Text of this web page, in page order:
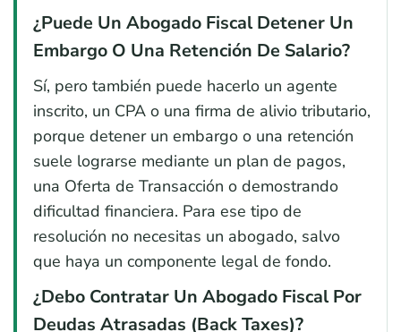
¿Puede Un Abogado Fiscal Detener Un
Embargo O Una Retención De Salario?
Sí, pero también puede hacerlo un agente
inscrito, un CPA o una firma de alivio tributario,
porque detener un embargo o una retención
suele lograrse mediante un plan de pagos,
una Oferta de Transacción o demostrando
dificultad financiera. Para ese tipo de
resolución no necesitas un abogado, salvo
que haya un componente legal de fondo.
¿Debo Contratar Un Abogado Fiscal Por
Deudas Atrasadas (back Taxes)?